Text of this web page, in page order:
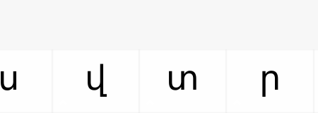
ս վ տ ր